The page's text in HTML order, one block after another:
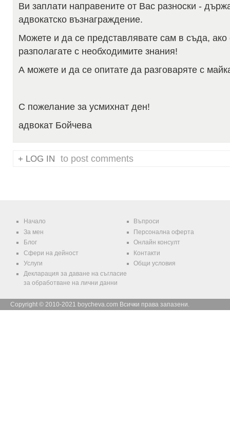
Ви заплати направените от Вас разноски -
адвокатско възнаграждение.
Можете и да се представлявате сам в съда, ако
разполагате с необходимите знания!
А можете и да се опитате да разговаряте с
С пожелание за усмихнат ден!
адвокат Бойчева
LOG IN to post comments
Начало
Въпроси
За мен
Персонална оферта
Блог
Онлайн консулт
Сфери на дейност
Контакти
Услуги
Общи условия
Декларация за даване на съгласие
за обработване на лични данни
Copyright © 2010-2021 boycheva.com Всички права запазени.